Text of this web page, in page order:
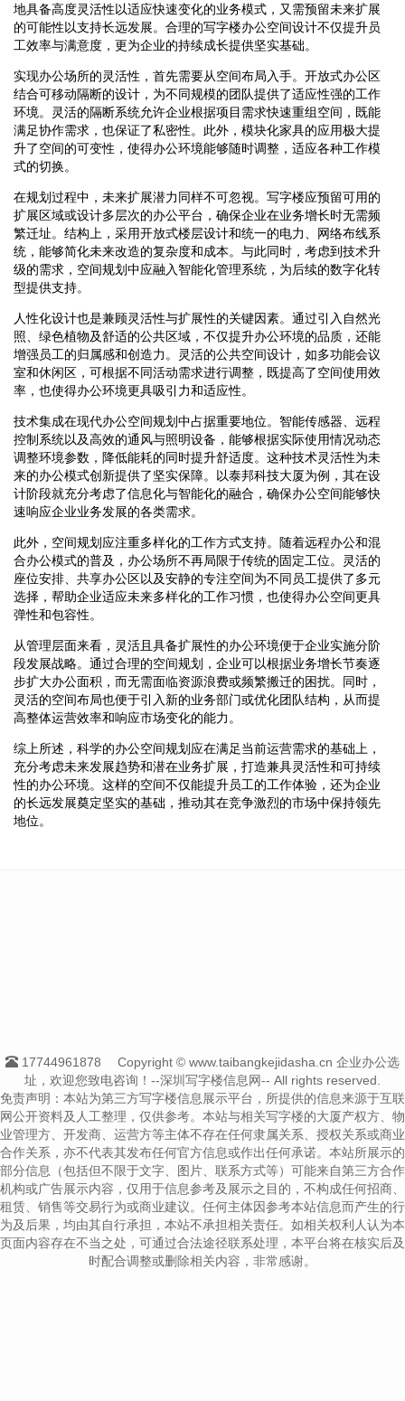
地具备高度灵活性以适应快速变化的业务模式，又需预留未来扩展
的可能性以支持长远发展。合理的写字楼办公空间设计不仅提升员
工效率与满意度，更为企业的持续成长提供坚实基础。
实现办公场所的灵活性，首先需要从空间布局入手。开放式办公区
结合可移动隔断的设计，为不同规模的团队提供了适应性强的工作
环境。灵活的隔断系统允许企业根据项目需求快速重组空间，既能
满足协作需求，也保证了私密性。此外，模块化家具的应用极大提
升了空间的可变性，使得办公环境能够随时调整，适应各种工作模
式的切换。
在规划过程中，未来扩展潜力同样不可忽视。写字楼应预留可用的
扩展区域或设计多层次的办公平台，确保企业在业务增长时无需频
繁迁址。结构上，采用开放式楼层设计和统一的电力、网络布线系
统，能够简化未来改造的复杂度和成本。与此同时，考虑到技术升
级的需求，空间规划中应融入智能化管理系统，为后续的数字化转
型提供支持。
人性化设计也是兼顾灵活性与扩展性的关键因素。通过引入自然光
照、绿色植物及舒适的公共区域，不仅提升办公环境的品质，还能
增强员工的归属感和创造力。灵活的公共空间设计，如多功能会议
室和休闲区，可根据不同活动需求进行调整，既提高了空间使用效
率，也使得办公环境更具吸引力和适应性。
技术集成在现代办公空间规划中占据重要地位。智能传感器、远程
控制系统以及高效的通风与照明设备，能够根据实际使用情况动态
调整环境参数，降低能耗的同时提升舒适度。这种技术灵活性为未
来的办公模式创新提供了坚实保障。以泰邦科技大厦为例，其在设
计阶段就充分考虑了信息化与智能化的融合，确保办公空间能够快
速响应企业业务发展的各类需求。
此外，空间规划应注重多样化的工作方式支持。随着远程办公和混
合办公模式的普及，办公场所不再局限于传统的固定工位。灵活的
座位安排、共享办公区以及安静的专注空间为不同员工提供了多元
选择，帮助企业适应未来多样化的工作习惯，也使得办公空间更具
弹性和包容性。
从管理层面来看，灵活且具备扩展性的办公环境便于企业实施分阶
段发展战略。通过合理的空间规划，企业可以根据业务增长节奏逐
步扩大办公面积，而无需面临资源浪费或频繁搬迁的困扰。同时，
灵活的空间布局也便于引入新的业务部门或优化团队结构，从而提
高整体运营效率和响应市场变化的能力。
综上所述，科学的办公空间规划应在满足当前运营需求的基础上，
充分考虑未来发展趋势和潜在业务扩展，打造兼具灵活性和可持续
性的办公环境。这样的空间不仅能提升员工的工作体验，还为企业
的长远发展奠定坚实的基础，推动其在竞争激烈的市场中保持领先
地位。
17744961878
Copyright © www.taibangkejidasha.cn 企业办公选
址，欢迎您致电咨询！--深圳写字楼信息网-- All rights reserved.
免责声明：本站为第三方写字楼信息展示平台，所提供的信息来源于互联
网公开资料及人工整理，仅供参考。本站与相关写字楼的大厦产权方、物
业管理方、开发商、运营方等主体不存在任何隶属关系、授权关系或商业
合作关系，亦不代表其发布任何官方信息或作出任何承诺。本站所展示的
部分信息（包括但不限于文字、图片、联系方式等）可能来自第三方合作
机构或广告展示内容，仅用于信息参考及展示之目的，不构成任何招商、
租赁、销售等交易行为或商业建议。任何主体因参考本站信息而产生的行
为及后果，均由其自行承担，本站不承担相关责任。如相关权利人认为本
页面内容存在不当之处，可通过合法途径联系处理，本平台将在核实后及
时配合调整或删除相关内容，非常感谢。